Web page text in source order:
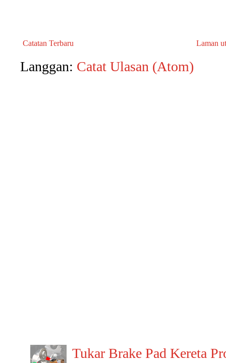
Catatan Terbaru Laman
Langgan: Catat Ulasan (Atom)
Tukar Brake Pad Kereta